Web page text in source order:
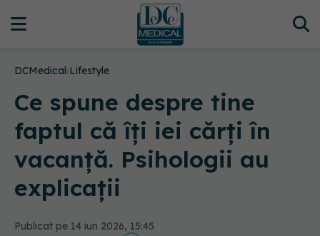
DCMedical›Lifestyle
Ce spune despre tine
faptul că îți iei cărți în
vacanță. Psihologii au
explicații
Publicat pe 14 iun 2026, 15:45